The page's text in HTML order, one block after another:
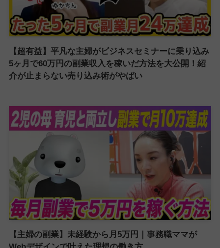
【超有益】平凡な主婦がビジネスセミナーに乗り込み
5ヶ月で60万円の副業収入を稼いだ方法を大公開！紹
介が止まらない売り込み術がやばい
【主婦の副業】未経験から月5万円｜事務職ママが